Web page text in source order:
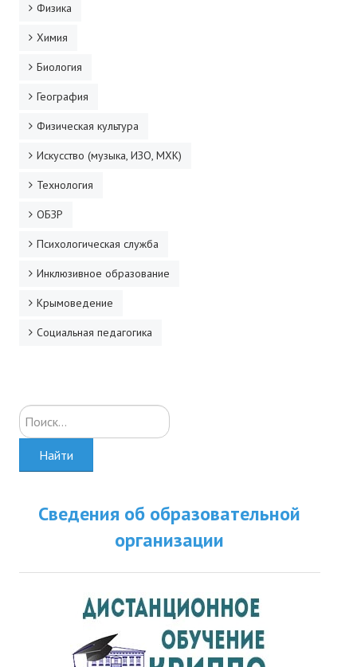
Физика
Химия
Биология
География
Физическая культура
Искусство (музыка, ИЗО, МХК)
Технология
ОБЗР
Психологическая служба
Инклюзивное образование
Крымоведение
Социальная педагогика
Искать...
Найти
Сведения об образовательной
организации